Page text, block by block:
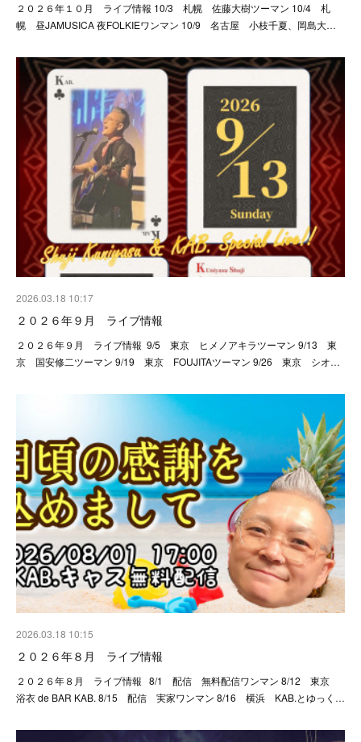
２０２６年１０月 ライブ情報 10/3 札幌 佐藤大樹ツーマン 10/4 札
幌 昼JAMUSICA 夜FOLKIEワンマン 10/9 名古屋 小枝千夏、岡島大…
2026.03.18 10:17
２０２６年９月 ライブ情報
２０２６年９月 ライブ情報 9/5 東京 ヒメノアキラツーマン 9/13 東
京 国安修二ツーマン 9/19 東京 FOUJITAツーマン 9/26 東京 シオ…
2026.03.18 10:15
２０２６年８月 ライブ情報
２０２６年８月 ライブ情報 8/1 配信 無料配信ワンマン 8/12 東京
浴衣 de BAR KAB. 8/15 配信 実家ワンマン 8/16 横浜 KAB.とゆっく…